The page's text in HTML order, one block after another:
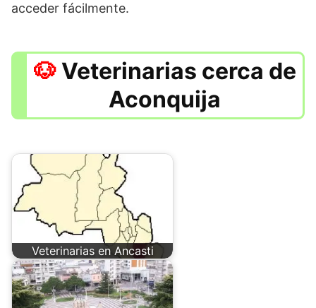
acceder fácilmente.
Veterinarias cerca de
Aconquija
Veterinarias en Ancasti